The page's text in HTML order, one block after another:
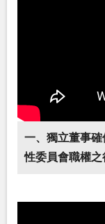
一、獨立董事
性委員會職權之